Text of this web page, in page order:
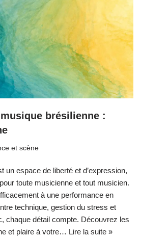
brésilienne :
et scène
un espace de liberté et d’expression,
toute musicienne et tout musicien.
à une performance en
technique, gestion du stress et
chaque détail compte. Découvrez les
et plaire à votre… Lire la suite »